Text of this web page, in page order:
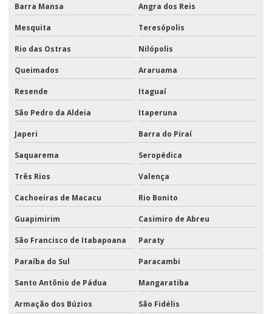
Barra Mansa Angra dos Reis
Mesquita Teresópolis
Rio das Ostras Nilópolis
Queimados Araruama
Resende Itaguaí
São Pedro da Aldeia Itaperuna
Japeri Barra do Piraí
Saquarema Seropédica
Três Rios Valença
Cachoeiras de Macacu Rio Bonito
Guapimirim Casimiro de Abreu
São Francisco de Itabapoana Paraty
Paraíba do Sul Paracambi
Santo Antônio de Pádua Mangaratiba
Armação dos Búzios São Fidélis